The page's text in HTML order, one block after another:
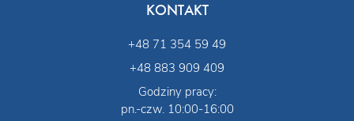
KONTAKT
+48 71 354 59 49
+48 883 909 409
Godziny pracy:
pn.-czw. 10:00-16:00